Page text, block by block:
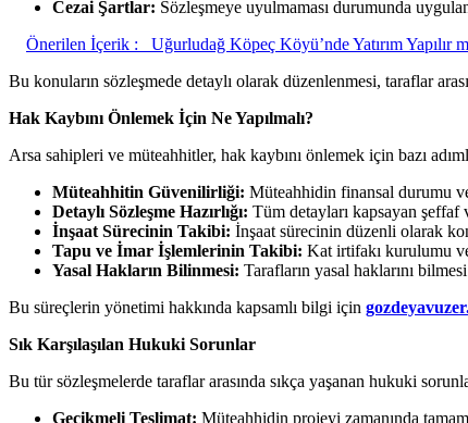
Cezai Şartlar: Sözleşmeye uyulmaması durumunda
Önerilen İçerik :
Uğurludağ Köpeç Köyü’nde Yatırım Yapılır
Bu konuların sözleşmede detaylı olarak düzenlenmesi, taraflar
Hak Kaybını Önlemek İçin Ne Yapılmalı?
Arsa sahipleri ve müteahhitler, hak kaybını önlemek için bazı
Müteahhitin Güvenilirliği: Müteahhidin finansal durumu ve
Detaylı Sözleşme Hazırlığı: Tüm detayları kapsayan şeffaf
İnşaat Sürecinin Takibi: İnşaat sürecinin düzenli olarak
Tapu ve İmar İşlemlerinin Takibi: Kat irtifakı kurulumu
Yasal Hakların Bilinmesi: Tarafların yasal haklarını
Bu süreçlerin yönetimi hakkında kapsamlı bilgi için
Sık Karşılaşılan Hukuki Sorunlar
Bu tür sözleşmelerde taraflar arasında sıkça yaşanan hukuki
Gecikmeli Teslimat: Müteahhidin projeyi zamanında